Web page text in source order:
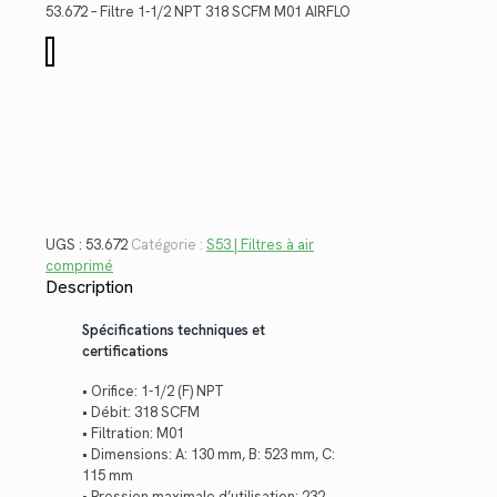
était : est :
53.672 – Filtre 1-1/2 NPT 318 SCFM M01 AIRFLO
de
UGS : 53.672 Catégorie : S53 | Filtres à air
comprimé
Description
Spécifications techniques et
certifications
• Orifice: 1-1/2 (F) NPT
• Débit: 318 SCFM
• Filtration: M01
• Dimensions: A: 130 mm, B: 523 mm, C:
115 mm